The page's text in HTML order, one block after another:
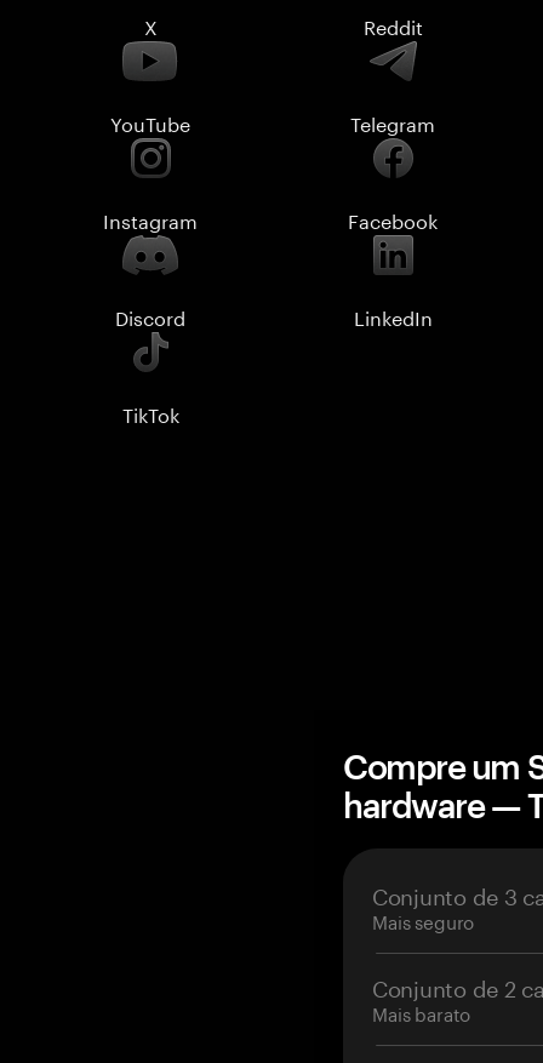
X Reddit
YouTube Telegram
Instagram Facebook
Discord LinkedIn
TikTok
Compre um
hardware —
Conjunto de 3
Mais seguro
Conjunto de 2
Mais barato